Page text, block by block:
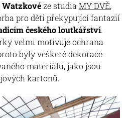
ze studiaMY DVĚ,
pro děti překypující fantazií
českého loutkářství.
velmi motivuje ochrana
byly veškeré dekorace
materiálu, jako jsou
kartonů.